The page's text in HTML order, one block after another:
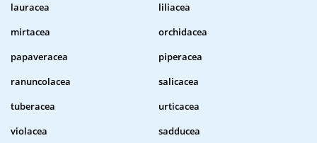
lauracea
liliacea
mirtacea
orchidacea
papaveracea
piperacea
ranuncolacea
salicacea
tuberacea
urticacea
violacea
sadducea